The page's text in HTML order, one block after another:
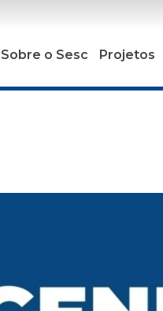
Sobre o Sesc Projetos